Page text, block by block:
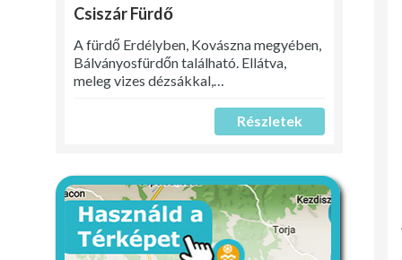
Csiszár Fürdő
A fürdő Erdélyben, Kovászna megyében,
Bálványosfürdőn található. Ellátva,
meleg vizes dézsákkal,…
Részletek